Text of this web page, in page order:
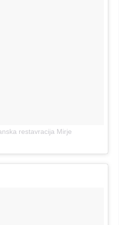
restavracija Mirje